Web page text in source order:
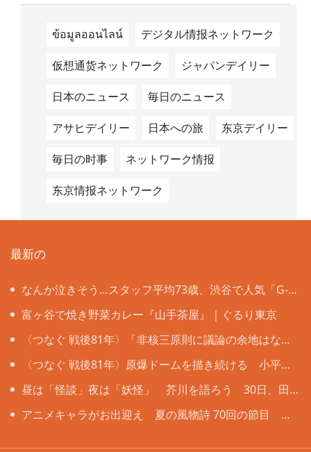
ข้อมูลออนไลน์ デジタル情报ネットワーク
仮想通货ネットワーク ジャパンデイリー
日本のニュース 毎日のニュース
アサヒデイリー 日本への旅 东京デイリー
毎日の时事 ネットワーク情报
东京情报ネットワーク
最新の
なんか泣きそう…スタッフ平均73歳、渋谷で人気「G-
CHA＆Ba-CHA」は年齢の壁も国境も超えて
富ヶ谷で焼き野菜カレー『山手茶屋』｜ぐるり東京
〈つなぐ 戦後81年〉「非核三原則に議論の余地はな
い」 被爆者ら目黒で「平和の石のつどい」
〈つなぐ 戦後81年〉原爆ドームを描き続ける 小平の
嵯峨谷梢さん（85） 4歳で見た惨状「ずっと忘れない」
昼は「怪談」夜は「妖怪」 芥川を語ろう 30日、田
端文士村記念館 申し込みは10日まで
アニメキャラがお出迎え 夏の風物詩 70回の節目 き